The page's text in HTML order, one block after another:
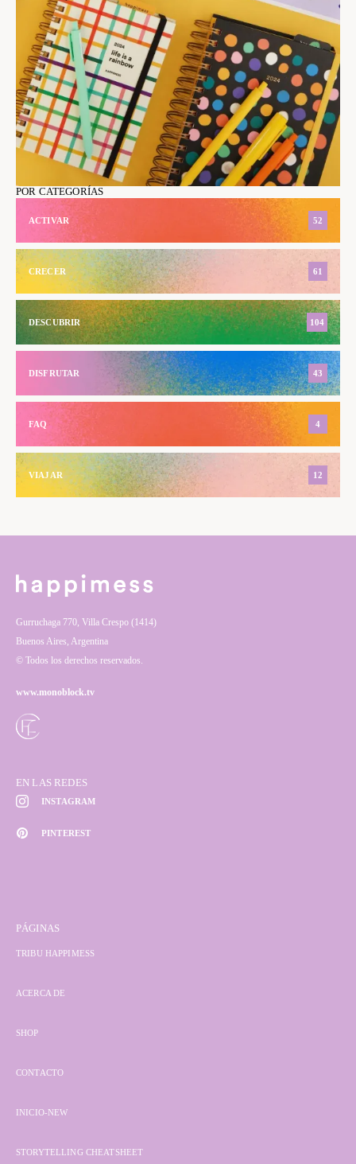
POR CATEGORÍAS
ACTIVAR 52
CRECER 61
DESCUBRIR 104
DISFRUTAR 43
FAQ 4
VIAJAR 12
Gurruchaga 770, Villa Crespo (1414)
Buenos Aires, Argentina
© Todos los derechos reservados.
www.monoblock.tv
EN LAS REDES
INSTAGRAM
PINTEREST
PÁGINAS
TRIBU HAPPIMESS
ACERCA DE
SHOP
CONTACTO
INICIO-NEW
STORYTELLING CHEATSHEET